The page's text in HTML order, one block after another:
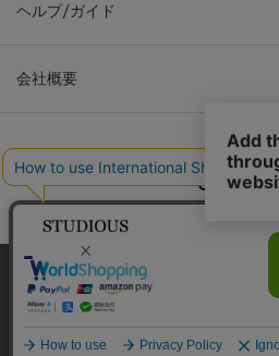
ヘルプ/ガイド
会社概要
© TOKYO BASE
当サイトはクッキー(cookie)を使用しま
の一部の機能および、サイトの使用状
ング活動に利用することを目的としてい
プライバシーポリシーはこちら